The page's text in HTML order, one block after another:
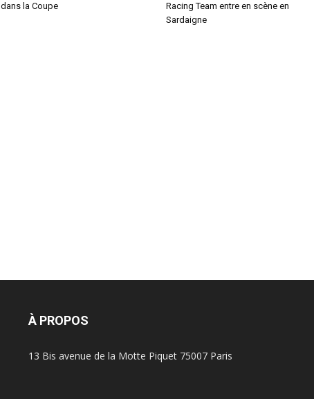
dans la Coupe
Racing Team entre en scène en
Sardaigne
À PROPOS
13 Bis avenue de la Motte Piquet 75007 Paris